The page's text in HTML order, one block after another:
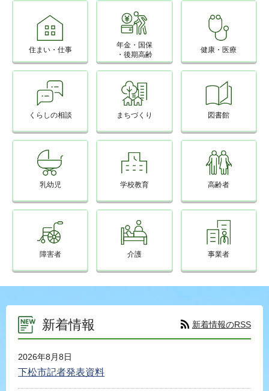
住まい・仕事
年金・国保
・後期高齢
健康・医療
くらしの相談 まちづくり 図書館
乳幼児 学校教育 高齢者
障害者 介護 事業者
新着情報 新着情報のRSS
2026年8月8日
下松市記者発表資料